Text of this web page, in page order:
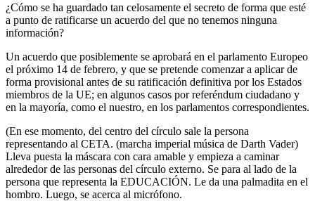
¿Cómo se ha guardado tan celosamente el secreto de forma que esté
a punto de ratificarse un acuerdo del que no tenemos ninguna
información?
Un acuerdo que posiblemente se aprobará en el parlamento Europeo
el próximo 14 de febrero, y que se pretende comenzar a aplicar de
forma provisional antes de su ratificación definitiva por los Estados
miembros de la UE; en algunos casos por referéndum ciudadano y
en la mayoría, como el nuestro, en los parlamentos correspondientes.
(En ese momento, del centro del círculo sale la persona
representando al CETA. (marcha imperial música de Darth Vader)
Lleva puesta la máscara con cara amable y empieza a caminar
alrededor de las personas del círculo externo. Se para al lado de la
persona que representa la EDUCACIÓN. Le da una palmadita en el
hombro. Luego, se acerca al micrófono.